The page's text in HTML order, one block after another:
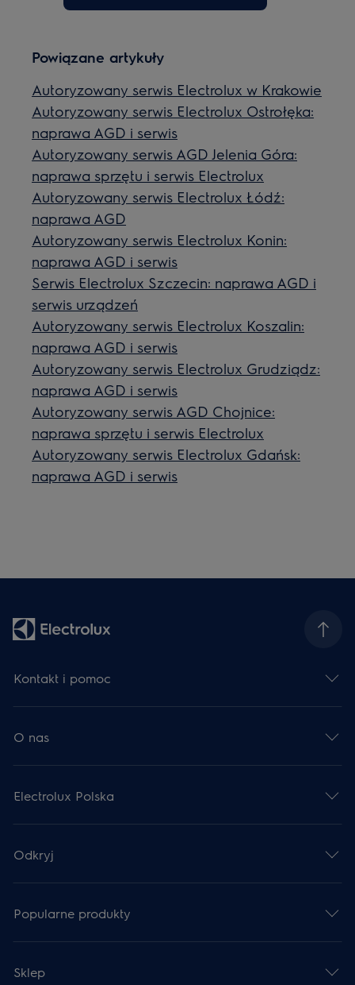
Powiązane artykuły
Autoryzowany serwis Electrolux w Krakowie
Autoryzowany serwis Electrolux Ostrołęka:
naprawa AGD i serwis
Autoryzowany serwis AGD Jelenia Góra:
naprawa sprzętu i serwis Electrolux
Autoryzowany serwis Electrolux Łódź:
naprawa AGD
Autoryzowany serwis Electrolux Konin:
naprawa AGD i serwis
Serwis Electrolux Szczecin: naprawa AGD i
serwis urządzeń
Autoryzowany serwis Electrolux Koszalin:
naprawa AGD i serwis
Autoryzowany serwis Electrolux Grudziądz:
naprawa AGD i serwis
Autoryzowany serwis AGD Chojnice:
naprawa sprzętu i serwis Electrolux
Autoryzowany serwis Electrolux Gdańsk:
naprawa AGD i serwis
Kontakt i pomoc
O nas
Electrolux Polska
Odkryj
Popularne produkty
Sklep